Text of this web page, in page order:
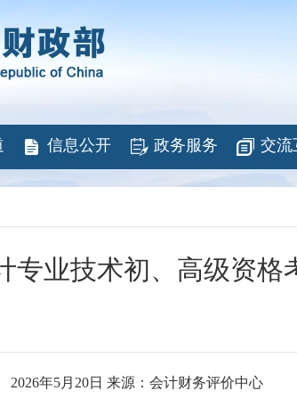
信息公开 政务服务 交流
专业技术初、高级资格
2026年5月20日 来源：会计财务评价中心